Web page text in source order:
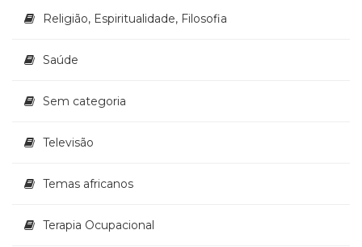
Religião, Espiritualidade, Filosofia
Saúde
Sem categoria
Televisão
Temas africanos
Terapia Ocupacional